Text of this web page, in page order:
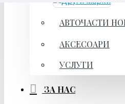
АВТОЧАСТИ
АКСЕСОАРИ
УСЛУГИ
ЗА НАС